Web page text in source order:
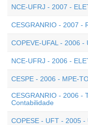
NCE-UFRJ - 2007 -
CESGRANRIO - 2007 -
COPEVE-UFAL - 2006 -
NCE-UFRJ - 2006 -
CESPE - 2006 - MPE-
CESGRANRIO - 2006 -
Contabilidade
COPESE - UFT - 2005